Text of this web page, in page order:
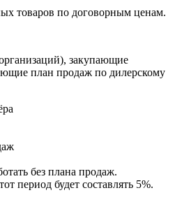
товаров по договорным ценам.
закупающие
план продаж по дилерскому
без плана продаж.
период будет составлять 5%.